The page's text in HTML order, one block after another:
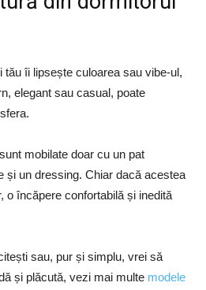
îi lipsește culoarea sau vibe-ul,
elegant sau casual, poate
mobilate doar cu un pat
și un dressing. Chiar dacă acestea
o încăpere confortabilă și inedită
sau, pur și simplu, vrei să
și plăcută, vezi mai multe modele